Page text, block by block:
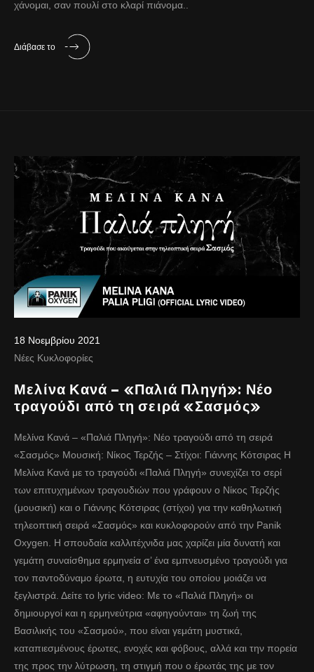
χάνομαι, σαν πουλί στο κλαρί πιάνομα..
Διάβασε το
18 Νοεμβρίου 2021
Νέες Κυκλοφορίες
Μελίνα Κανά – «Παλιά Πληγή»: Νέο
τραγούδι από τη σειρά «Σασμός»
Μελίνα Κανά – «Παλιά Πληγή»: Νέο τραγούδι από τη σειρά
«Σασμός» Μουσική: Νίκος Τερζής – Στίχοι: Γιάννης Κότσιρας Η
Μελίνα Κανά με το τραγούδι «Παλιά Πληγή» συνεχίζει το σερί
των επιτυχημένων τραγουδιών που γράφουν ο Νίκος Τερζής
(μουσική) και ο Γιάννης Κότσιρας (στίχοι) για την καθηλωτική
τηλεοπτική σειρά «Σασμός» και κυκλοφορούν από την Panik
Oxygen. Η σπουδαία καλλιτέχνιδα μας χαρίζει μία δυνατή και
γεμάτη συναίσθημα ερμηνεία σ’ ένα εμπνευσμένο τραγούδι για
τον παντοδύναμο έρωτα, η ευτυχία του οποίου μοιάζει να
ξεγλιστρά. Δείτε το lyric video: Με το «Παλιά Πληγή» οι
δημιουργοί και η ερμηνεύτρια «αφηγούνται» τη ζωή της
Βασιλικής του «Σασμού», που είναι γεμάτη μυστικά,
καταπιεσμένους έρωτες, ενοχές και φόβους, αλλά και την πορεία
της προς την λύτρωση, τη στιγμή που ο έρωτάς της με τον